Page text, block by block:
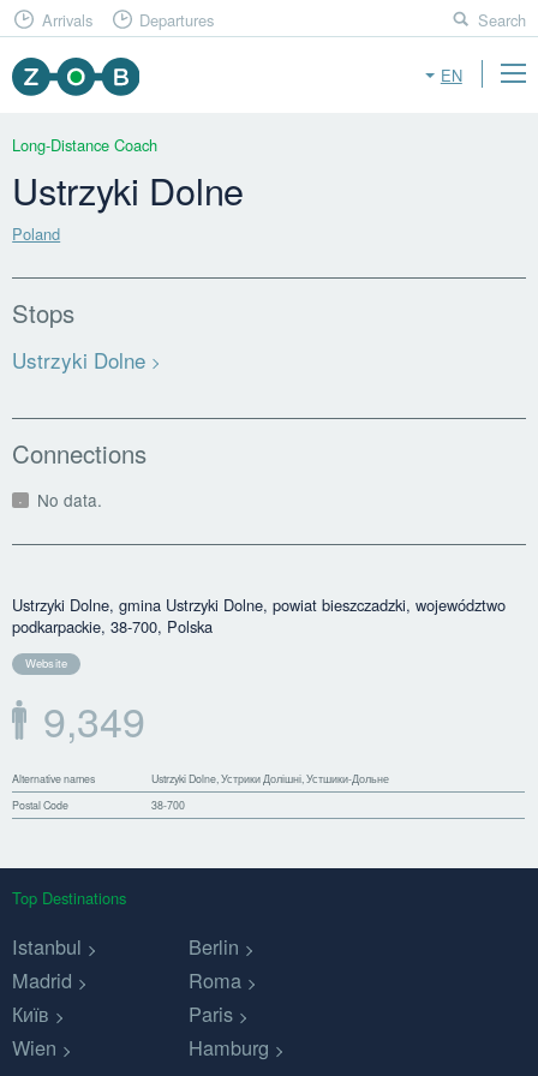
EN
Arrivals Departures Search
Long-Distance Coach
Ustrzyki Dolne
Poland
Stops
Ustrzyki Dolne
Connections
No data.
Ustrzyki Dolne, gmina Ustrzyki Dolne, powiat bieszczadzki, województwo
podkarpackie, 38-700, Polska
Website
9,349
Alternative names
Ustrzyki Dolne, Устрики Долішні, Устшики-Дольне
Postal Code
38-700
Top Destinations
Istanbul
Berlin
Madrid
Roma
Київ
Paris
Wien
Hamburg